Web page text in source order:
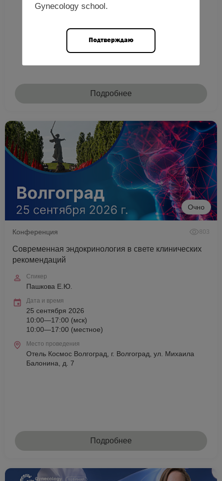
«Северный»)
Подробнее
Очно
Конференция 803
Современная эндокринология в свете клинических
рекомендаций
Спикер
Пашкова Е.Ю.
Дата и время
25 сентября 2026
10:00—17:00 (мск)
10:00—17:00 (местное)
Место проведения
Отель Космос Волгоград, г. Волгоград, ул. Михаила
Балонина, д. 7
Подробнее
Gynecology school.
Подтверждаю